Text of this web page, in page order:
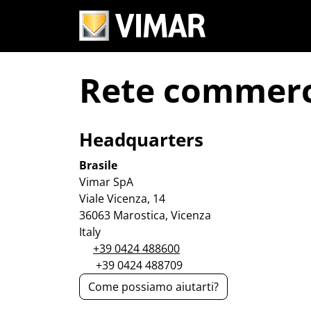
Rete
Headquarters
Brasile
Vimar SpA
Viale Vicenza, 14
36063 Marostica, Vicenza
Italy
+39 0424 488600
+39 0424 488709
Come possiamo aiutarti?